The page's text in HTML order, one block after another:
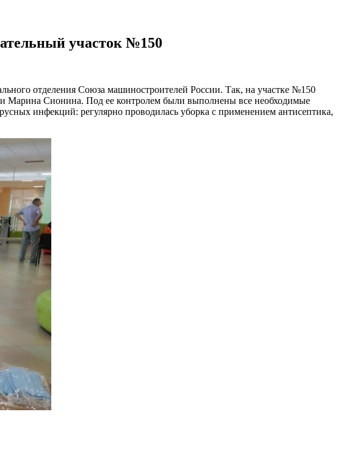
участок №150
отделения Союза машиностроителей России. Так, на участке №150
Марина Сионина. Под ее контролем были выполнены все необходимые
инфекций: регулярно проводилась уборка с применением антисептика,